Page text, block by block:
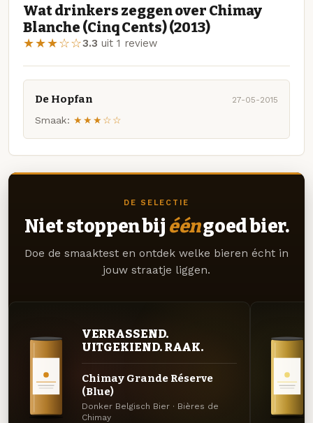
Wat drinkers zeggen over Chimay
Blanche (Cinq Cents) (2013)
★★★☆☆3.3 uit 1 review
De Hopfan 27-05-2015
Smaak: ★★★☆☆
DE SELECTIE
Niet stoppen bij ééngoed bier.
Doe de smaaktest en ontdek welke bieren écht in
jouw straatje liggen.
VERRASSEND.
UITGEKIEND. RAAK.
Chimay Grande Réserve
(Blue)
Donker Belgisch Bier · Bières de
Chimay